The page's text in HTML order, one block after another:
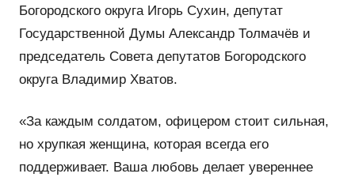
Богородского округа Игорь Сухин, депутат
Государственной Думы Александр Толмачёв и
председатель Совета депутатов Богородского
округа Владимир Хватов.
«За каждым солдатом, офицером стоит сильная,
но хрупкая женщина, которая всегда его
поддерживает. Ваша любовь делает увереннее